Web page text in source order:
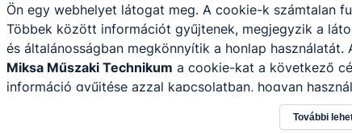
Ön egy webhelyet látogat meg. A cookie-k számtalan
Többek között információt gyűjtenek, megjegyzik a
és általánosságban megkönnyítik a honlap használatát.
Miksa Műszaki Technikum a cookie-kat a következő
információ gyűjtése azzal kapcsolatban, hogyan
felmérésével, hogy a honlap melyik részeit látogatja,
így megtudhatjuk, hogyan biztosítsunk Önnek még
További